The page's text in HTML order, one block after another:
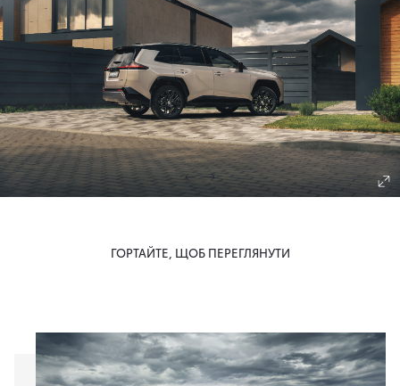
ГОРТАЙТЕ, ЩОБ ПЕРЕГЛЯНУТИ